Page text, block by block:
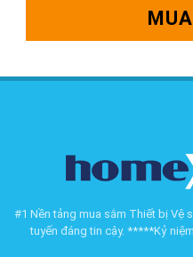
#1 Nền tảng mua sắm Thiết bị Vệ
tuyến đáng tin cậy. *****Kỷ